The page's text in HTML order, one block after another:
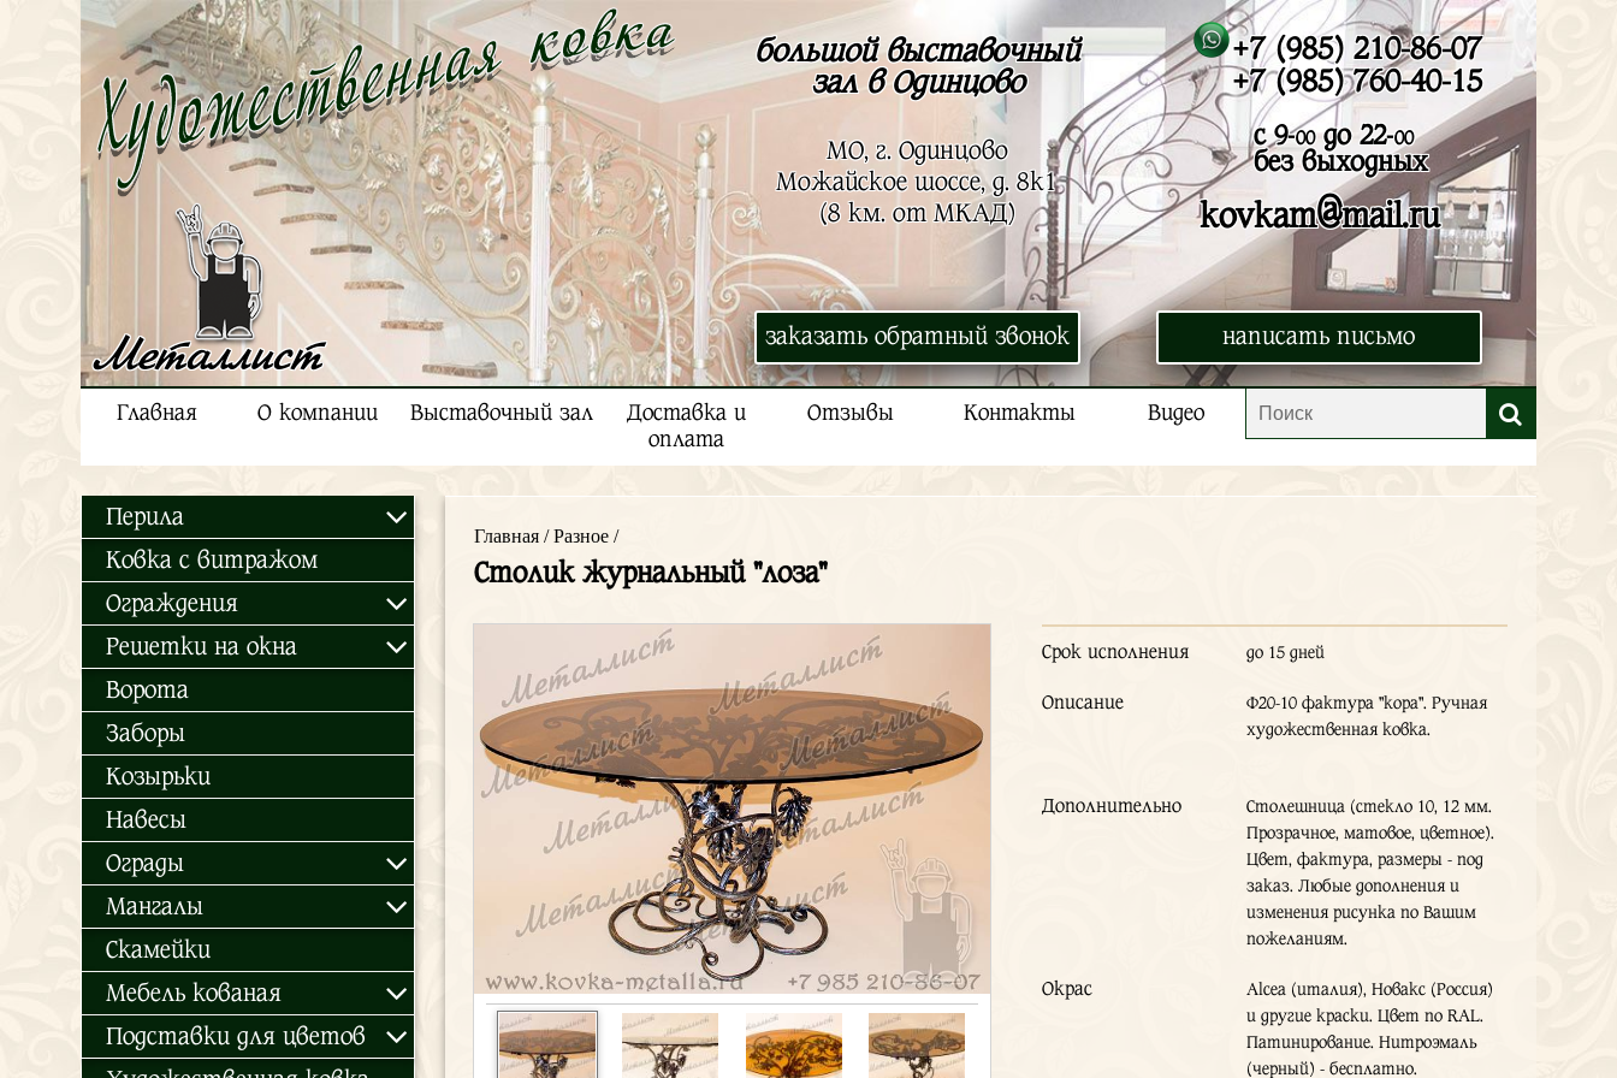
Металлист
+7 (985) 210-86-07
+7 (985) 760-40-15
с 9-00до 22-00
без выходных
kovkam@mail.ru
написать письмо
большой выставочный
зал в Одинцово
МО, г. Одинцово
Можайское шоссе, д. 8к1
(8 км. от МКАД)
заказать обратный звонок
Главная О компании Выставочный зал
Доставка и
оплата
Отзывы Контакты Видео
Перила
Ковка с витражом
Ограждения
Решетки на окна
Ворота
Заборы
Козырьки
Навесы
Ограды
Мангалы
Скамейки
Мебель кованая
Подставки для цветов
Главная/Разное/
Столик журнальный "лоза"
Срок исполнения до 15 дней
Описание
Ф20-10 фактура "кора". Ручная
художественная ковка.
Дополнительно
Столешница (стекло 10, 12 мм.
Прозрачное, матовое, цветное).
Цвет, фактура, размеры - под
заказ. Любые дополнения и
изменения рисунка по Вашим
пожеланиям.
Окрас
Alcea (италия), Новакс (Россия)
и другие краски. Цвет по RAL.
Патинирование. Нитроэмаль
(черный) - бесплатно.